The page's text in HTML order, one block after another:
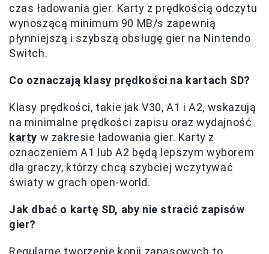
czas ładowania gier. Karty z prędkością odczytu
wynoszącą minimum 90 MB/s zapewnią
płynniejszą i szybszą obsługę gier na Nintendo
Switch.
Co oznaczają klasy prędkości na kartach SD?
Klasy prędkości, takie jak V30, A1 i A2, wskazują
na minimalne prędkości zapisu oraz wydajność
karty w zakresie ładowania gier. Karty z
oznaczeniem A1 lub A2 będą lepszym wyborem
dla graczy, którzy chcą szybciej wczytywać
światy w grach open-world.
Jak dbać o kartę SD, aby nie stracić zapisów
gier?
Regularne tworzenie kopii zapasowych to